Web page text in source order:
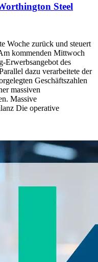
Steel
Woche zurück und steuert
kommenden Mittwoch
Erwerbsangebot des
dazu verarbeitete der
Geschäftszahlen
massiven
Massive
Die operative